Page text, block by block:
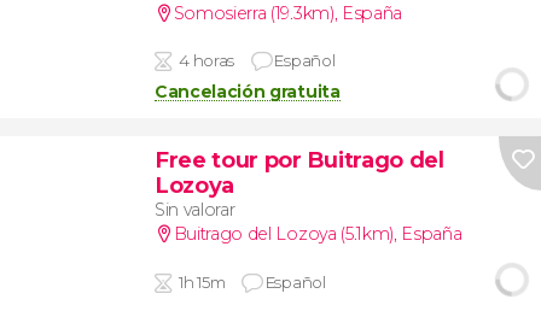
Somosierra (19.3km) España
4 horas Español
Cancelación gratuita
Free tour por Buitrago del
Lozoya
Sin valorar
Buitrago del Lozoya (5.1km), España
1h 15m Español